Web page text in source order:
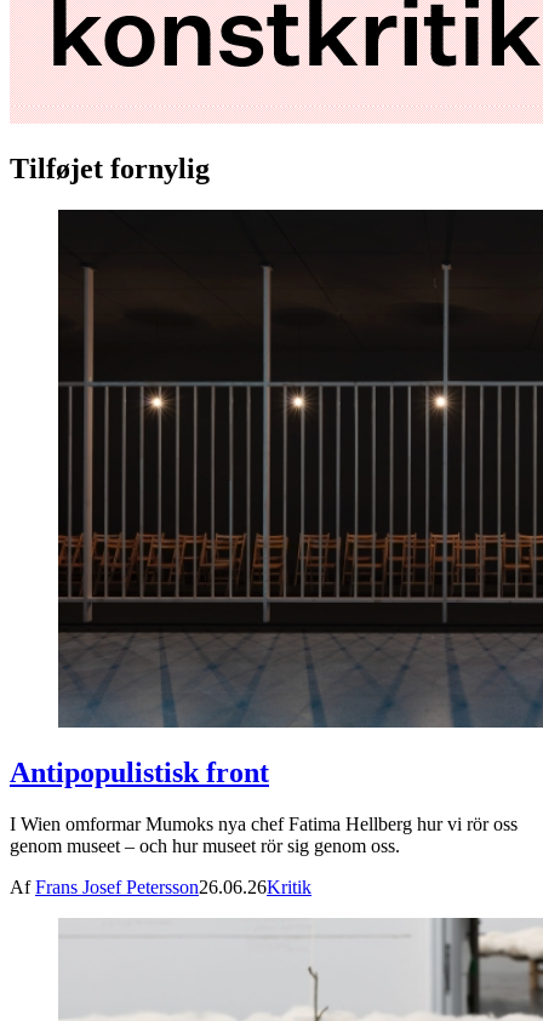
Tilføjet fornylig
Antipopulistisk front
I Wien omformar Mumoks nya chef Fatima Hellberg hur vi rör oss
genom museet – och hur museet rör sig genom oss.
AfFrans Josef Petersson26.06.26Kritik